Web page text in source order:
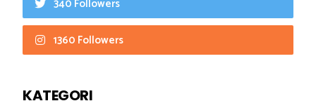
340 Followers
1360 Followers
KATEGORI